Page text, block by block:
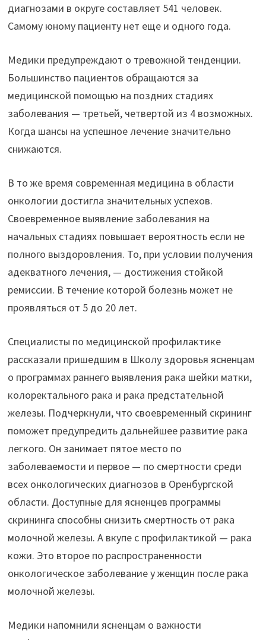
диагнозами в округе составляет 541 человек.
Самому юному пациенту нет еще и одного года.
Медики предупреждают о тревожной тенденции.
Большинство пациентов обращаются за
медицинской помощью на поздних стадиях
заболевания — третьей, четвертой из 4 возможных.
Когда шансы на успешное лечение значительно
снижаются.
В то же время современная медицина в области
онкологии достигла значительных успехов.
Своевременное выявление заболевания на
начальных стадиях повышает вероятность если не
полного выздоровления. То, при условии получения
адекватного лечения, — достижения стойкой
ремиссии. В течение которой болезнь может не
проявляться от 5 до 20 лет.
Специалисты по медицинской профилактике
рассказали пришедшим в Школу здоровья ясненцам
о программах раннего выявления рака шейки матки,
колоректального рака и рака предстательной
железы. Подчеркнули, что своевременный скрининг
поможет предупредить дальнейшее развитие рака
легкого. Он занимает пятое место по
заболеваемости и первое — по смертности среди
всех онкологических диагнозов в Оренбургской
области. Доступные для ясненцев программы
скрининга способны снизить смертность от рака
молочной железы. А вкупе с профилактикой — рака
кожи. Это второе по распространенности
онкологическое заболевание у женщин после рака
молочной железы.
Медики напомнили ясненцам о важности